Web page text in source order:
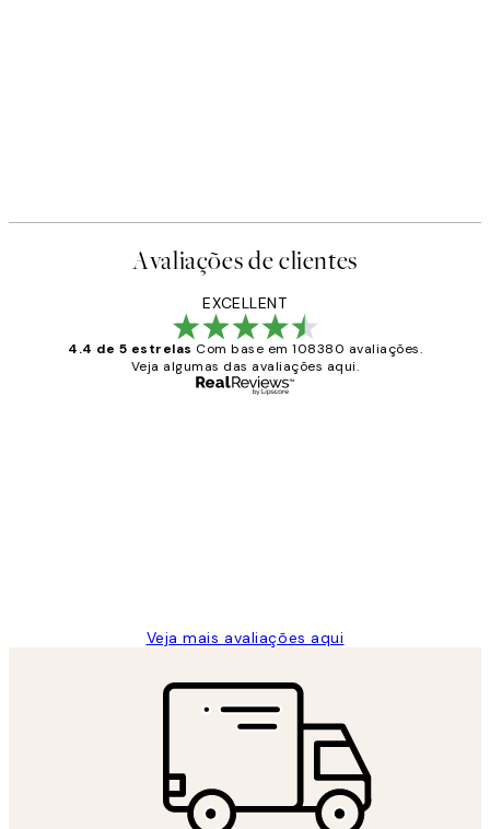
Avaliações de clientes
EXCELLENT
4.4 de 5 estrelas Com base em 108380 avaliações.
Veja algumas das avaliações aqui.
Veja mais avaliações aqui